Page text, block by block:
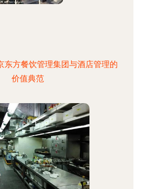
东方餐饮管理集团与酒店管理的
价值典范